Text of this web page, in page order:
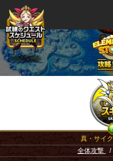
真・サイ
全体攻撃
/